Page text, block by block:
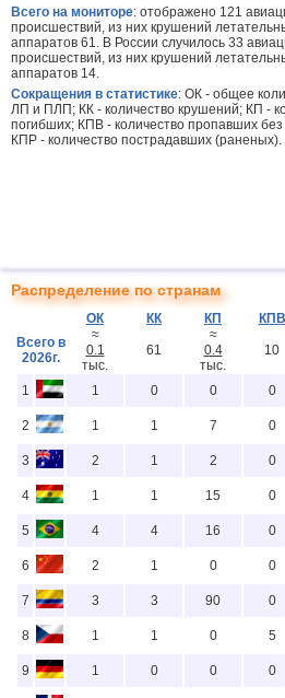
Всего на мониторе: отображено 121
происшествий, из них крушений
аппаратов 61. В России случилось 33
происшествий, из них крушений
аппаратов 14.
Сокращения в статистике: ОК - общее
ЛП и ПЛП; КК - количество крушений; КП -
погибших; КПВ - количество пропавших без
КПР - количество пострадавших (раненых).
Распределение по странам
ОК КК КП КПВ
Всего в
2026г.
≈
0.1
тыс.
61
≈
0.4
тыс.
10
1
1 0 0 0
2 1 1 7 0
3 2 1 2 0
4 1 1 15 0
5 4 4 16 0
6 2 1 0 0
7 3 3 90 0
8 1 1 0 5
9 1 0 0 0